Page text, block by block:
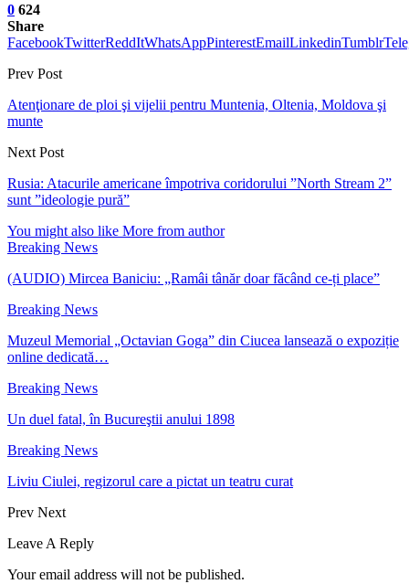
0 624
Share
FacebookTwitterReddItWhatsAppPinterestEmailLinkedinTumblr
Prev Post
Atenţionare de ploi şi vijelii pentru Muntenia, Oltenia, Moldova şi
munte
Next Post
Rusia: Atacurile americane împotriva coridorului ”North Stream 2”
sunt ”ideologie pură”
You might also like More from author
Breaking News
(AUDIO) Mircea Baniciu: „Ramâi tânăr doar făcând ce-ți place”
Breaking News
Muzeul Memorial „Octavian Goga” din Ciucea lansează o expoziție
online dedicată…
Breaking News
Un duel fatal, în Bucureştii anului 1898
Breaking News
Liviu Ciulei, regizorul care a pictat un teatru curat
Prev Next
Leave A Reply
Your email address will not be published.